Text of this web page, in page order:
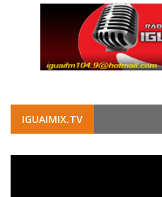
IGUAIMIX.TV